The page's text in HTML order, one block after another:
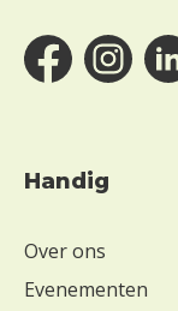
Handig
Over ons
Evenementen